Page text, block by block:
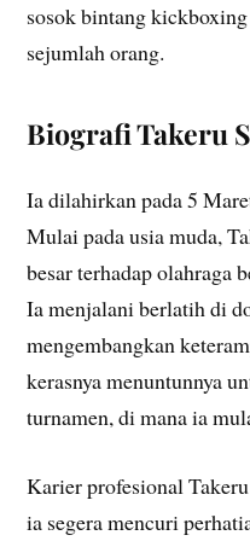
sosok bintang
sejumlah orang.
Biografi Takeru
Ia dilahirkan pada 5
Mulai pada usia muda,
besar terhadap olahraga
Ia menjalani berlatih di
mengembangkan
kerasnya menuntunnya
turnamen, di mana ia
Karier profesional
ia segera mencuri